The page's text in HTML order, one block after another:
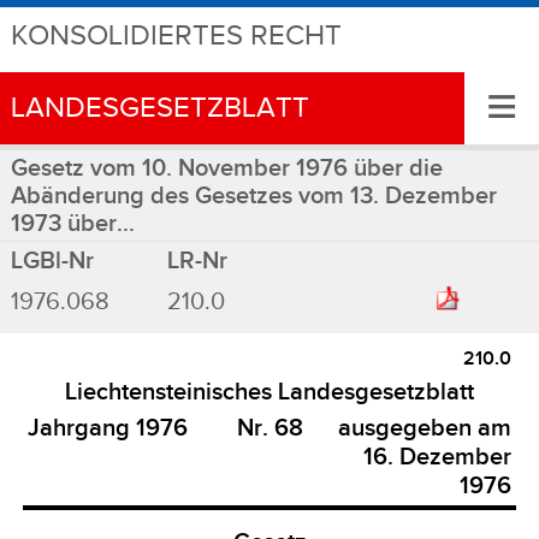
KONSOLIDIERTES RECHT
LANDESGESETZBLATT ≡
Gesetz vom 10. November 1976 über die
Abänderung des Gesetzes vom 13. Dezember
1973 über...
LGBl-Nr
LR-Nr
1976.068
210.0